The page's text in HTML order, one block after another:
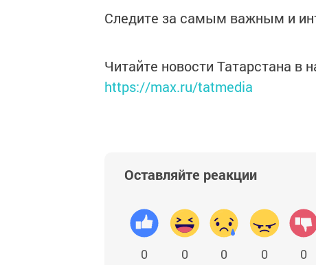
Следите за самым важным и
Читайте новости Татарстана
https://max.ru/tatmedia
Оставляйте реакции
0 0 0 0 0